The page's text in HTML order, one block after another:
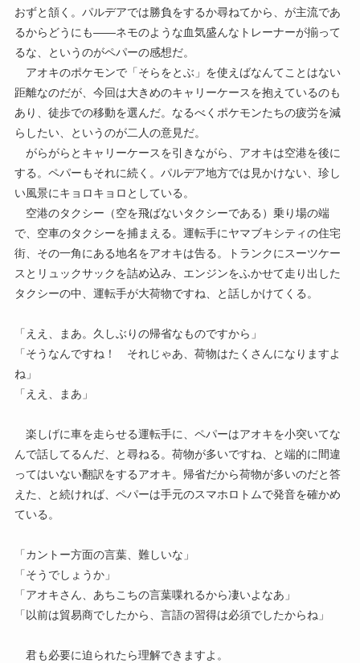
おずと頷く。パルデアでは勝負をするか尋ねてから、が主流であ
るからどうにも――ネモのような血気盛んなトレーナーが揃って
るな、というのがペパーの感想だ。
アオキのポケモンで「そらをとぶ」を使えばなんてことはない
距離なのだが、今回は大きめのキャリーケースを抱えているのも
あり、徒歩での移動を選んだ。なるべくポケモンたちの疲労を減
らしたい、というのが二人の意見だ。
がらがらとキャリーケースを引きながら、アオキは空港を後に
する。ペパーもそれに続く。パルデア地方では見かけない、珍し
い風景にキョロキョロとしている。
空港のタクシー（空を飛ばないタクシーである）乗り場の端
で、空車のタクシーを捕まえる。運転手にヤマブキシティの住宅
街、その一角にある地名をアオキは告る。トランクにスーツケー
スとリュックサックを詰め込み、エンジンをふかせて走り出した
タクシーの中、運転手が大荷物ですね、と話しかけてくる。
「ええ、まあ。久しぶりの帰省なものですから」
「そうなんですね！ それじゃあ、荷物はたくさんになりますよ
ね」
「ええ、まあ」
楽しげに車を走らせる運転手に、ペパーはアオキを小突いてな
んで話してるんだ、と尋ねる。荷物が多いですね、と端的に間違
ってはいない翻訳をするアオキ。帰省だから荷物が多いのだと答
えた、と続ければ、ペパーは手元のスマホロトムで発音を確かめ
ている。
「カントー方面の言葉、難しいな」
「そうでしょうか」
「アオキさん、あちこちの言葉喋れるから凄いよなあ」
「以前は貿易商でしたから、言語の習得は必須でしたからね」
君も必要に迫られたら理解できますよ。